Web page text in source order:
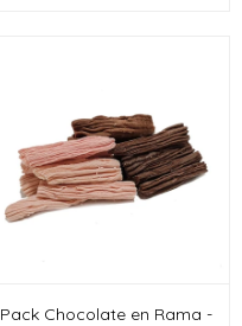
Pack Chocolate en Rama -